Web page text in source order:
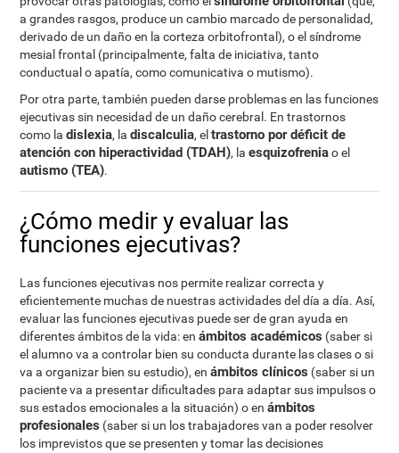
a grandes rasgos, produce un cambio marcado de personalidad,
derivado de un daño en la corteza orbitofrontal), o el síndrome
mesial frontal (principalmente, falta de iniciativa, tanto
conductual o apatía, como comunicativa o mutismo).
Por otra parte, también pueden darse problemas en las funciones
ejecutivas sin necesidad de un daño cerebral. En trastornos
como ladislexia, ladiscalculia, eltrastorno por déficit de
atención con hiperactividad (TDAH), laesquizofreniao el
autismo (TEA).
¿Cómo medir y evaluar las
funciones ejecutivas?
Las funciones ejecutivas nos permite realizar correcta y
eficientemente muchas de nuestras actividades del día a día. Así,
evaluar las funciones ejecutivas puede ser de gran ayuda en
diferentes ámbitos de la vida: enámbitos académicos (saber si
el alumno va a controlar bien su conducta durante las clases o si
va a organizar bien su estudio), enámbitos clínicos (saber si un
paciente va a presentar dificultades para adaptar sus impulsos o
sus estados emocionales a la situación) o enámbitos
profesionales (saber si un los trabajadores van a poder resolver
los imprevistos que se presenten y tomar las decisiones